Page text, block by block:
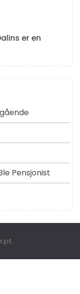
er en
Pensjonist